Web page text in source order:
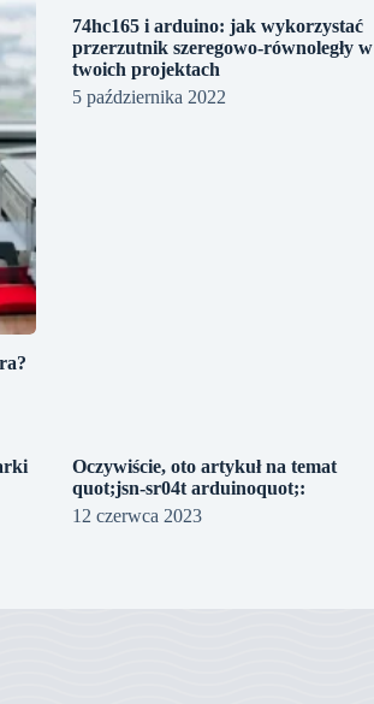
74hc165 i arduino: jak wykorzystać
przerzutnik szeregowo-równoległy w
twoich projektach
5 października 2022
Oczywiście, oto artykuł na temat
quot;jsn-sr04t arduinoquot;:
12 czerwca 2023